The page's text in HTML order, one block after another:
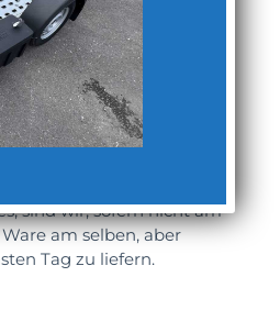
Ware erhalten!
für Fragen und einer
zur Verfügung, unsere
dem gesammeltem
Mitarbeiter, sowie
neue Angestellte.
sind wir, sofern nicht am
am selben, aber
Tag zu liefern.